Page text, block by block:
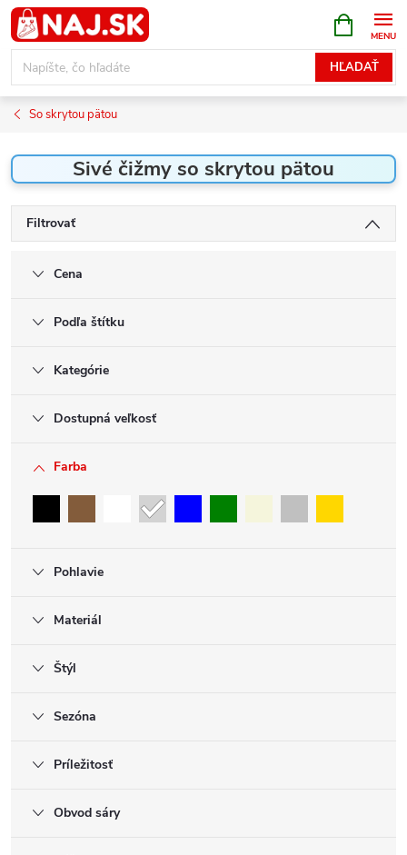
Prejsť
na
obsah
HĽADAŤ
KOŠÍK
So skrytou pätou
Sivé čižmy so skrytou pätou
Filtrovať
Cena
Podľa štítku
Kategórie
Dostupná veľkosť
Farba
Pohlavie
Materiál
Štýl
Sezóna
Príležitosť
Obvod sáry